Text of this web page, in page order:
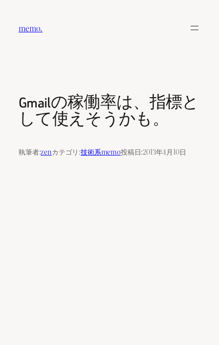
memo.
Gmailの稼働率は、指標と
して使えそうかも。
執筆者:zenカテゴリ:技術系memo投稿日:2013年4月10日